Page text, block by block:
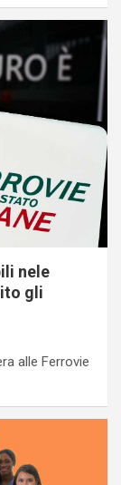
nele
gli
alle Ferrovie